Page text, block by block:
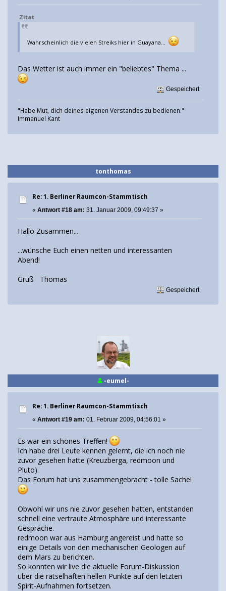
Zitat
Wahrscheinlich die vielen Streiks hier in Guayana...
Das Wetter ist auch immer ein "beliebtes" Thema ...
Gespeichert
"Habe Mut, dich deines eigenen Verstandes zu bedienen."
Immanuel Kant
tonthomas
Re: 1. Berliner Raumcon-Stammtisch
« Antwort #18 am: 31. Januar 2009, 09:49:37 »
Hallo Zusammen...
...wünsche Euch einen netten und interessanten
Abend!
Gruß Thomas
Gespeichert
-eumel-
Re: 1. Berliner Raumcon-Stammtisch
« Antwort #19 am: 01. Februar 2009, 04:56:01 »
Es war ein schönes Treffen!
Ich habe drei Leute kennen gelernt, die ich noch nie
zuvor gesehen hatte (Kreuzberga, redmoon und
Pluto).
Das Forum hat uns zusammengebracht - tolle Sache!
Obwohl wir uns nie zuvor gesehen hatten, entstanden
schnell eine vertraute Atmosphäre und interessante
Gespräche.
redmoon war aus Hamburg angereist und hatte so
einige Details von den mechanischen Geologen auf
dem Mars zu berichten.
So konnten wir live die aktuelle Forum-Diskussion
über die rätselhaften hellen Punkte auf den letzten
Spirit-Aufnahmen fortsetzen.